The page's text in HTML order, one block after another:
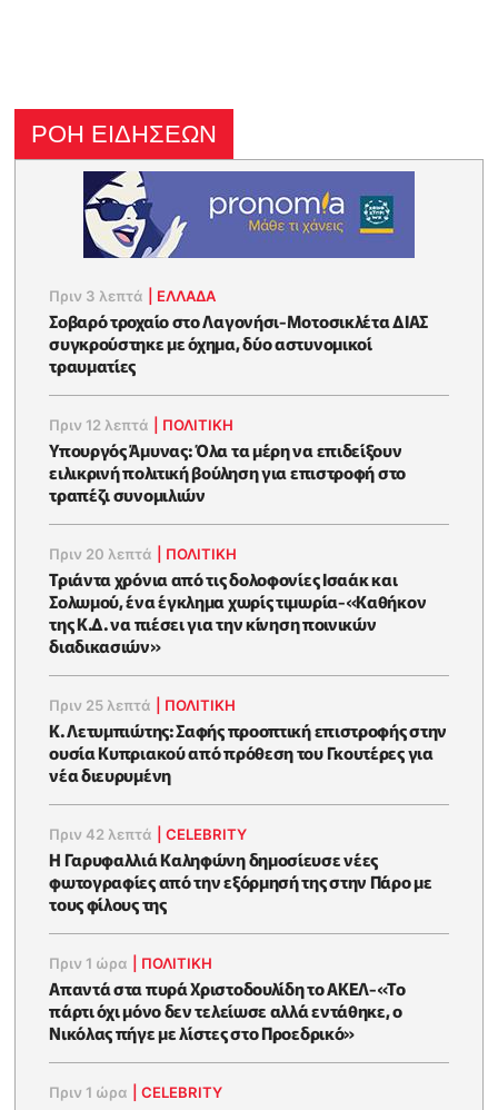
ΡΟΗ ΕΙΔΗΣΕΩΝ
Πριν 3 λεπτά ΕΛΛΑΔΑ
Σοβαρό τροχαίο στο Λαγονήσι-Μοτοσικλέτα ΔΙΑΣ
συγκρούστηκε με όχημα, δύο αστυνομικοί
τραυματίες
Πριν 12 λεπτά ΠΟΛΙΤΙΚΗ
Υπουργός Άμυνας: Όλα τα μέρη να επιδείξουν
ειλικρινή πολιτική βούληση για επιστροφή στο
τραπέζι συνομιλιών
Πριν 20 λεπτά ΠΟΛΙΤΙΚΗ
Τριάντα χρόνια από τις δολοφονίες Ισαάκ και
Σολωμού, ένα έγκλημα χωρίς τιμωρία-«Καθήκον
της Κ.Δ. να πιέσει για την κίνηση ποινικών
διαδικασιών»
Πριν 25 λεπτά ΠΟΛΙΤΙΚΗ
K. Λετυμπιώτης: Σαφής προοπτική επιστροφής στην
ουσία Κυπριακού από πρόθεση του Γκουτέρες για
νέα διευρυμένη
Πριν 42 λεπτά |CELEBRITY
Η Γαρυφαλλιά Καληφώνη δημοσίευσε νέες
φωτογραφίες από την εξόρμησή της στην Πάρο με
τους φίλους της
Πριν 1 ώρα ΠΟΛΙΤΙΚΗ
Απαντά στα πυρά Χριστοδουλίδη το ΑΚΕΛ-«Το
πάρτι όχι μόνο δεν τελείωσε αλλά εντάθηκε, ο
Νικόλας πήγε με λίστες στο Προεδρικό»
Πριν 1 ώρα |CELEBRITY